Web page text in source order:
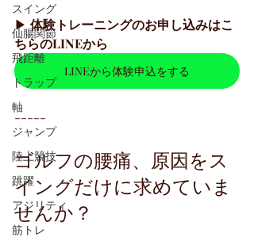
スイング
仙腸関節
飛距離
トラップ
軸
ジャンプ
陸上競技
跳躍
アジリティ
筋トレ
▶ 体験トレーニングのお申し込みはこ
ちらのLINEから
LINEから体験申込をする
-----
ゴルフの腰痛、原因をス
イングだけに求めていま
せんか？